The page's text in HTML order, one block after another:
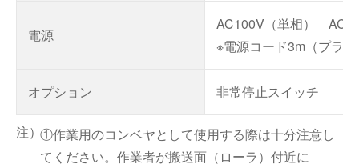
電源
AC100V（単相）
※電源コード3m（プラ
オプション 非常停止スイッチ
①作業用のコンベヤとして使用する際は十分注意し
てください。作業者が搬送面（ローラ）付近に